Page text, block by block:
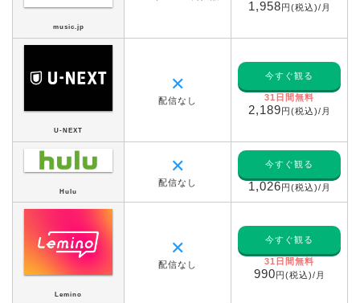
music.jp
1,958円(税込)/月
U-NEXT
✕
配信なし
今すぐ観る
31日間無料
2,189円(税込)/月
Hulu
✕
配信なし
今すぐ観る
1,026円(税込)/月
Lemino
✕
配信なし
今すぐ観る
31日間無料
990円(税込)/月